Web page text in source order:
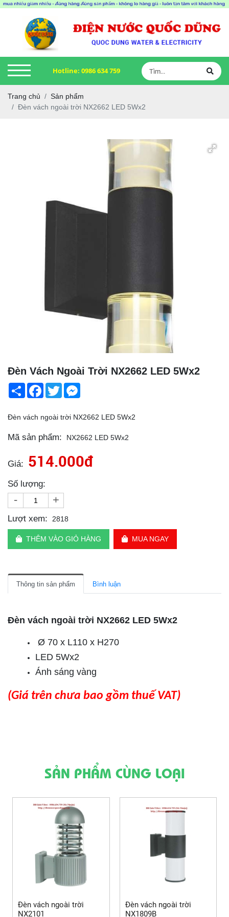
Hotline: 0986 634 759
Trang chủ
Sản phẩm
Đèn vách ngoài trời NX2662 LED 5Wx2
Đèn Vách Ngoài Trời NX2662 LED 5Wx2
Share Facebook
Twitter
Đèn vách ngoài trời NX2662 LED 5Wx2
Mã sản phẩm: NX2662 LED 5Wx2
Giá: 514.000đ
Số lượng:
- +
Lượt xem: 2818
THÊM VÀO GIỎ HÀNG MUA NGAY
Thông tin sản phẩm Bình luận
Đèn vách ngoài trời NX2662 LED 5Wx2
Ø 70 x L110 x H270
LED 5Wx2
Ánh sáng vàng
(Giá trên chưa bao gồm thuế VAT)
SẢN PHẨM CÙNG LOẠI
Đèn vách ngoài trời
NX2101
Đèn vách ngoài trời
NX1809B